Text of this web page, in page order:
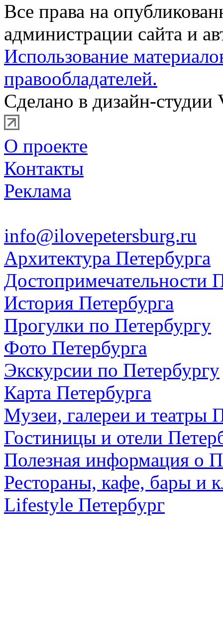
Все права на
администрации сайта и
Использование
правообладателей.
Сделано в дизайн-студии
О проекте
Контакты
Реклама
info@ilovepetersburg.ru
Архитектура Петербурга
Достопримечательности
История Петербурга
Прогулки по Петербургу
Фото Петербурга
Экскурсии по Петербургу
Карта Петербурга
Музеи, галереи и театры
Гостиницы и отели
Полезная информация о
Рестораны, кафе, бары и
Lifestyle Петербург